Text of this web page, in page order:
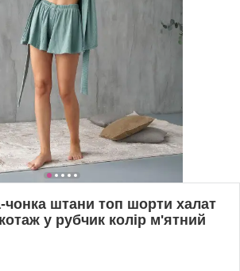
чонка штани топ шорти халат
у рубчик колір м'ятний